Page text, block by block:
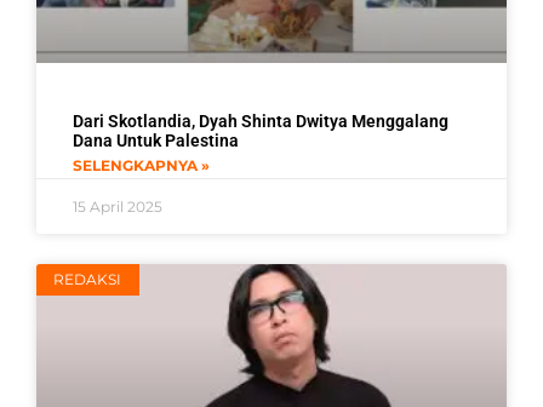
Dari Skotlandia, Dyah Shinta Dwitya Menggalang
Dana Untuk Palestina
SELENGKAPNYA »
15 April 2025
REDAKSI